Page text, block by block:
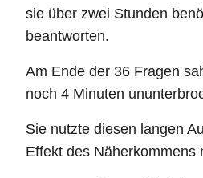
sie über zwei Stunden
beantworten.
Am Ende der 36 Fragen
noch 4 Minuten
Sie nutzte diesen langen
Effekt des Näherkommens